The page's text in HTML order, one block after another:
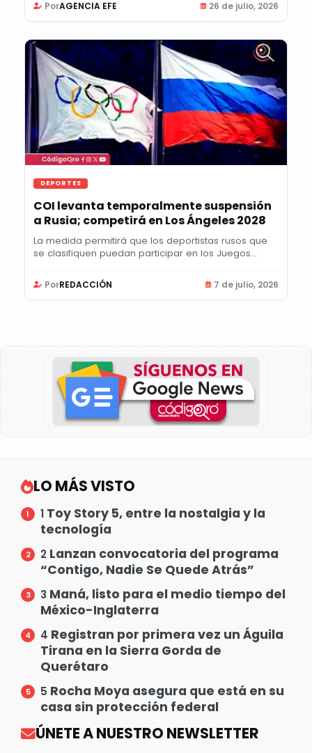
PorAGENCIA EFE 26 de julio, 2026
DEPORTES
COI levanta temporalmente suspensión
a Rusia; competirá en Los Ángeles 2028
La medida permitirá que los deportistas rusos que
se clasifiquen puedan participar en los Juegos...
PorREDACCIÓN 7 de julio, 2026
LO MÁS VISTO
1 Toy Story 5, entre la nostalgia y la
tecnología
2 Lanzan convocatoria del programa
“Contigo, Nadie Se Quede Atrás”
3 Maná, listo para el medio tiempo del
México-Inglaterra
4 Registran por primera vez un Águila
Tirana en la Sierra Gorda de
Querétaro
5 Rocha Moya asegura que está en su
casa sin protección federal
ÚNETE A NUESTRO NEWSLETTER